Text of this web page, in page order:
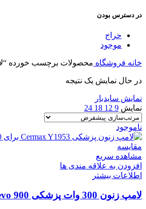
در دسترس بودن
حراج
موجود
خانه فروشگاه محصولات برچسب خورده
در حال نمایش یک نتیجه
نمایش سایدبار
نمایش 9
12
18
24
ناموجود
مقایسه
مشاهده سریع
افزودن به علاقه مندی ها
اطلاعات بیشتر
لامپ زنون 300 وات پزشکی Cermax Y1953 Module – Excelitas for Zeiss Kinevo 900